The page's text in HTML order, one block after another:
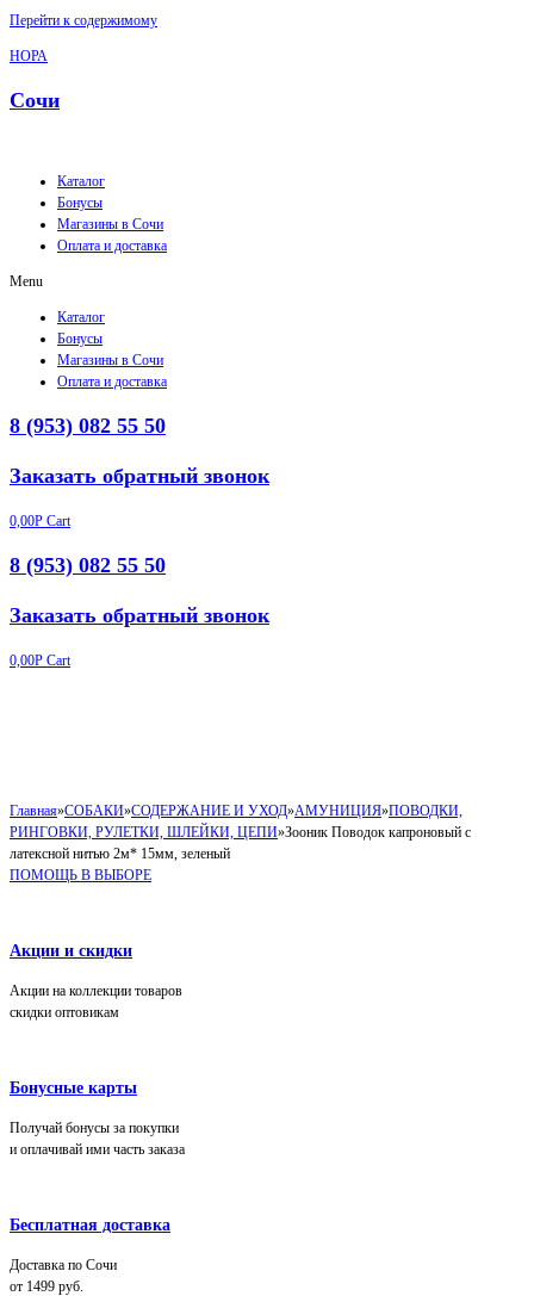
Перейти к содержимому
НОРА
Сочи
Каталог
Бонусы
Магазины в Сочи
Оплата и доставка
Menu
Каталог
Бонусы
Магазины в Сочи
Оплата и доставка
8 (953) 082 55 50
Заказать обратный звонок
0,00Р Cart
8 (953) 082 55 50
Заказать обратный звонок
0,00Р Cart
Главная»СОБАКИ»СОДЕРЖАНИЕ И УХОД»АМУНИЦИЯ»ПОВОДКИ,
РИНГОВКИ, РУЛЕТКИ, ШЛЕЙКИ, ЦЕПИ»Зооник Поводок капроновый с
латексной нитью 2м* 15мм, зеленый
ПОМОЩЬ В ВЫБОРЕ
Акции и скидки
Акции на коллекции товаров
скидки оптовикам
Бонусные карты
Получай бонусы за покупки
и оплачивай ими часть заказа
Бесплатная доставка
Доставка по Сочи
от 1499 руб.